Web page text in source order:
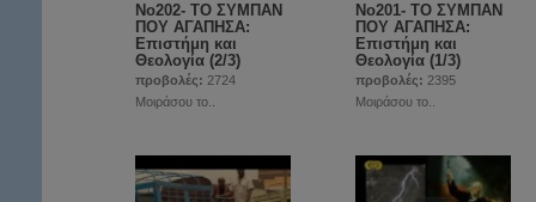
Νο202- ΤΟ ΣΥΜΠΑΝ
ΠΟΥ ΑΓΑΠΗΣΑ:
Επιστήμη και
Θεολογία (2/3)
προβολές: 2724
Μοιράσου το..
Νο201- ΤΟ ΣΥΜΠΑΝ
ΠΟΥ ΑΓΑΠΗΣΑ:
Επιστήμη και
Θεολογία (1/3)
προβολές: 2395
Μοιράσου το..